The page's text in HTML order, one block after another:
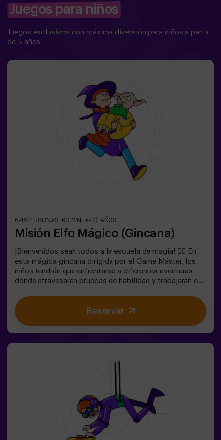
acompañados por al menos de un adulto. Existe la
opción de que un monitor les acompañe en la aventura,
la sala ⚠️ 🧩 Nivel de dificultad: bajo.
Juegos para niños
Juegos exclusivos con máxima diversión para niños a partir
de 5 años
6-16 PERSONAS 60 MIN. 5-10 AÑOS
Misión Elfo Mágico (Gincana)
¡Bienvenidos sean todos a la escuela de magia! 🧙‍♀️ En
esta mágica gincana dirigida por el Game Máster, los
niños tendrán que enfrentarse a diferentes aventuras
donde atravesarán pruebas de habilidad y trabajarán en
poder alcanzar una misión y saborear una dulce... muy
dulce victoria. La imaginación es capaz de atravesar las
fronteras de la magia y esta gincana llevará a los
complementar tu hechizante experiencia con una
Reservar